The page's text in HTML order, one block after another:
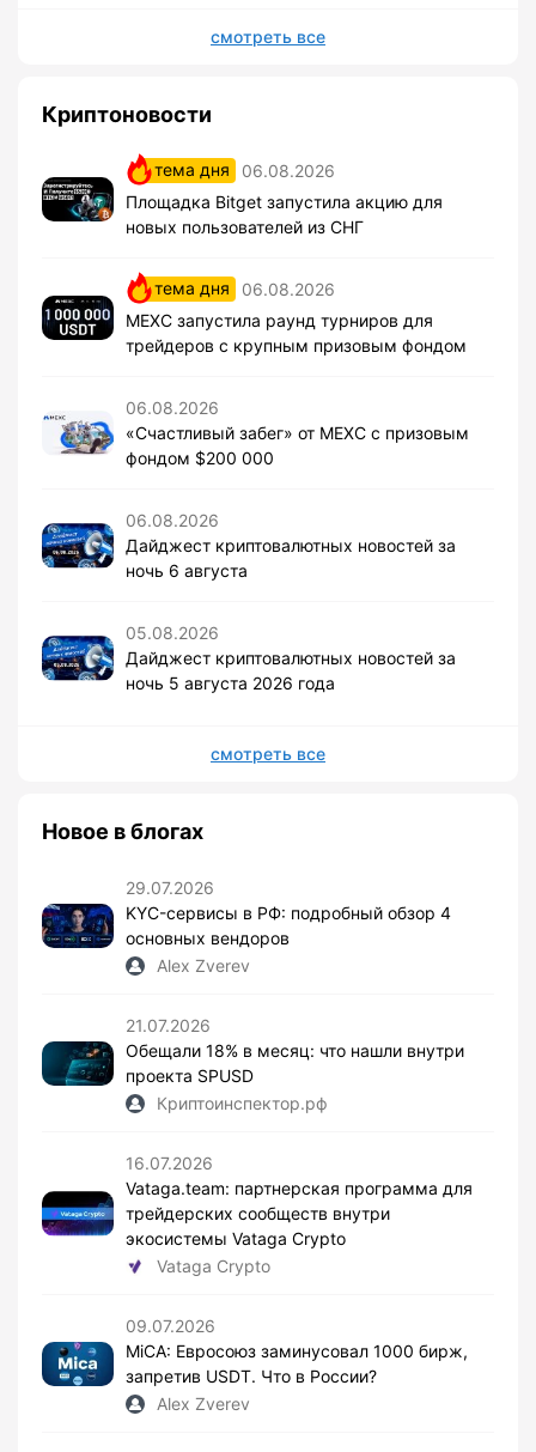
смотреть все
Криптоновости
тема дня
06.08.2026
Площадка Bitget запустила акцию для
новых пользователей из СНГ
тема дня
06.08.2026
MEXC запустила раунд турниров для
трейдеров с крупным призовым фондом
06.08.2026
«Счастливый забег» от MEXC с призовым
фондом $200 000
06.08.2026
Дайджест криптовалютных новостей за
ночь 6 августа
05.08.2026
Дайджест криптовалютных новостей за
ночь 5 августа 2026 года
смотреть все
Новое в блогах
29.07.2026
KYC-сервисы в РФ: подробный обзор 4
основных вендоров
Alex Zverev
21.07.2026
Обещали 18% в месяц: что нашли внутри
проекта SPUSD
Криптоинспектор.рф
16.07.2026
Vataga.team: партнерская программа для
трейдерских сообществ внутри
экосистемы Vataga Crypto
Vataga Crypto
09.07.2026
MiCA: Евросоюз заминусовал 1000 бирж,
запретив USDT. Что в России?
Alex Zverev